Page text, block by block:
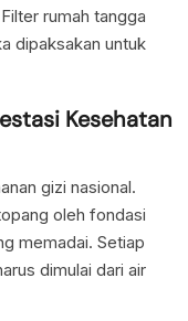
rumah tangga
dipaksakan untuk
Kesehatan
gizi nasional.
oleh fondasi
memadai. Setiap
dimulai dari air